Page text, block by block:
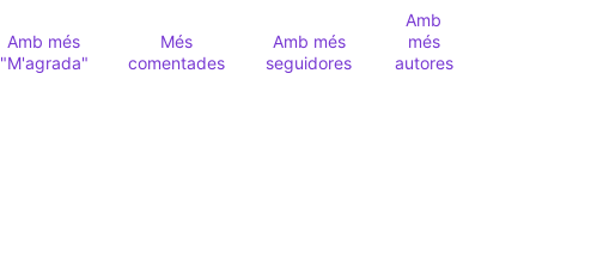
Amb més
"M'agrada"
Més
comentades
Amb més
seguidores
Amb
més
autores